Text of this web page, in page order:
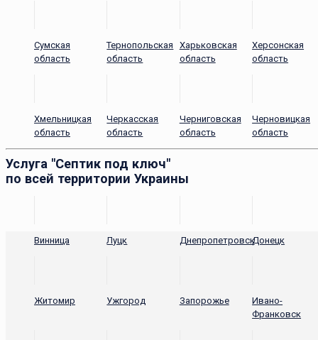
Сумская
область
Тернопольская
область
Харьковская
область
Херсонская
область
Хмельницкая
область
Черкасская
область
Черниговская
область
Черновицкая
область
Услуга "Септик под ключ"
по всей территории Украины
Винница Луцк ДнепропетровскДонецк
Житомир Ужгород Запорожье
Ивано-
Франковск